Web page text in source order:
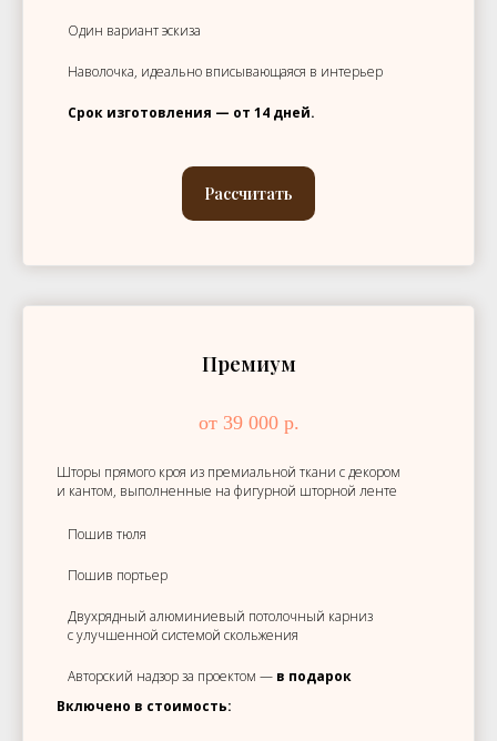
Один вариант эскиза
Наволочка, идеально вписывающаяся в интерьер
Срок изготовления — от 14 дней.
Рассчитать
Премиум
от 39 000 р.
Шторы прямого кроя из премиальной ткани с декором
и кантом, выполненные на фигурной шторной ленте
Пошив тюля
Пошив портьер
Двухрядный алюминиевый потолочный карниз
с улучшенной системой скольжения
Авторский надзор за проектом — в подарок
Включено в стоимость: